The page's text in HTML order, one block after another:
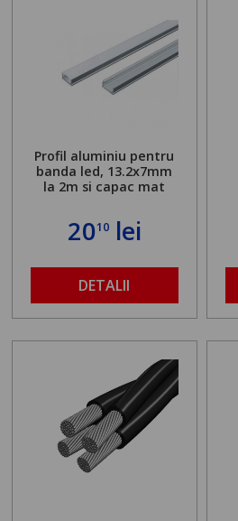
Profil aluminiu pentru
banda led, 13.2x7mm
la 2m si capac mat
2010lei
DETALII